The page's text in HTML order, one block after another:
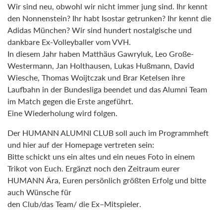
Wir sind neu, obwohl wir nicht immer jung sind. Ihr kennt
den Nonnenstein? Ihr habt Isostar getrunken? Ihr kennt die
Adidas München? Wir sind hundert nostalgische und
dankbare Ex-Volleyballer vom VVH.
In diesem Jahr haben Matthäus Gawryluk, Leo Große-
Westermann, Jan Holthausen, Lukas Hußmann, David
Wiesche, Thomas Woijtczak und Brar Ketelsen ihre
Laufbahn in der Bundesliga beendet und das Alumni Team
im Match gegen die Erste angeführt.
Eine Wiederholung wird folgen.
Der HUMANN ALUMNI CLUBsoll auch im Programmheft
und hier auf der Homepagevertreten sein:
Bitte schickt uns ein altes und ein neues Foto in einem
Trikot von Euch. Ergänzt noch den Zeitraum eurer
HUMANN Ära, Euren persönlich größten Erfolg und bitte
auch Wünschefür
den Club/das Team/ die Ex–Mitspieler.